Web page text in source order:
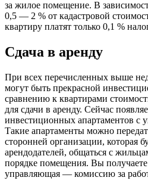
за жилое помещение. В
0,5 — 2 % от кадастровой
квартиру платят только 0,1 %
Сдача в аренду
При всех перечисленных выше
могут быть прекрасной
сравнению к квартирами
для сдачи в аренду. Сейчас
инвестиционных апартаментов
Такие апартаменты можно
сторонней организации, которая
арендодателей, общаться с
порядке помещения. Вы
управляющая — комиссию за